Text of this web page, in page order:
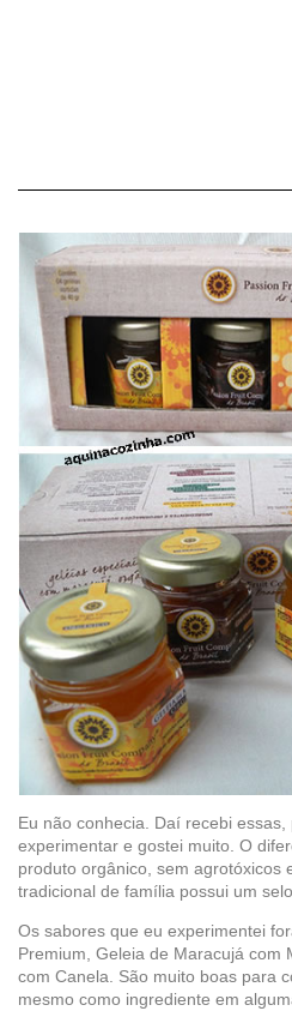
Eu não conhecia. Daí recebi
experimentar e gostei muito. O
produto orgânico, sem agrotóxicos
tradicional de família possui um
Os sabores que eu experimentei
Premium, Geleia de Maracujá com
com Canela. São muito boas para
mesmo como ingrediente em